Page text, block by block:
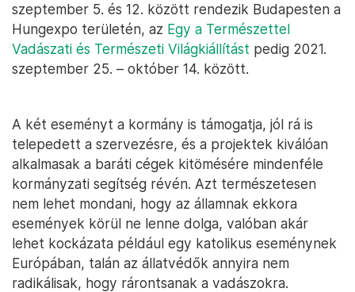
szeptember 5. és 12. között rendezik Budapesten a
Hungexpo területén, az Egy a Természettel
Vadászati és Természeti Világkiállítást pedig 2021.
szeptember 25. – október 14. között.
A két eseményt a kormány is támogatja, jól rá is
telepedett a szervezésre, és a projektek kiválóan
alkalmasak a baráti cégek kitömésére mindenféle
kormányzati segítség révén. Azt természetesen
nem lehet mondani, hogy az államnak ekkora
események körül ne lenne dolga, valóban akár
lehet kockázata például egy katolikus eseménynek
Európában, talán az állatvédők annyira nem
radikálisak, hogy rárontsanak a vadászokra.